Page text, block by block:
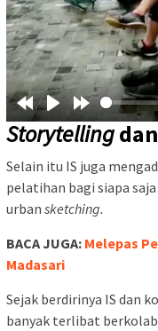
Storytelling
Selain itu IS juga
pelatihan bagi siapa
urban sketching.
BACA JUGA: Melepas
Madasari
Sejak berdirinya IS dan
banyak terlibat